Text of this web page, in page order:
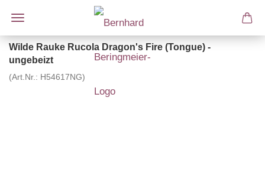
Wilde Rauke Rucola Dragon's Fire (Tongue) -
ungebeizt
(Art.Nr.: H54617NG)